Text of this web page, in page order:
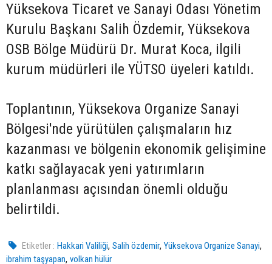
Yüksekova Ticaret ve Sanayi Odası Yönetim
Kurulu Başkanı Salih Özdemir, Yüksekova
OSB Bölge Müdürü Dr. Murat Koca, ilgili
kurum müdürleri ile YÜTSO üyeleri katıldı.
Toplantının, Yüksekova Organize Sanayi
Bölgesi'nde yürütülen çalışmaların hız
kazanması ve bölgenin ekonomik gelişimine
katkı sağlayacak yeni yatırımların
planlanması açısından önemli olduğu
belirtildi.
Etiketler : Hakkari Valiliği,Salih özdemir,Yüksekova Organize Sanayi,
ibrahim taşyapan, volkan hülür